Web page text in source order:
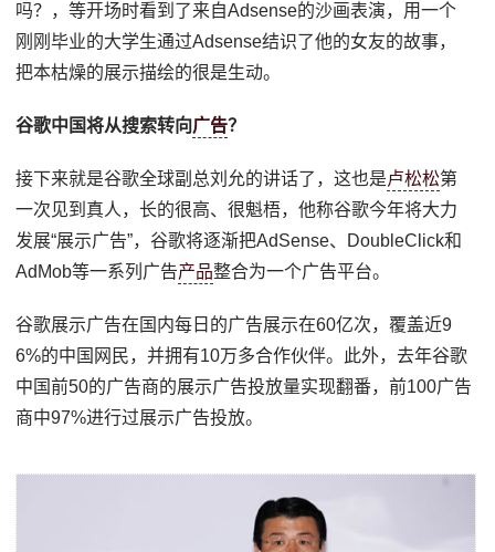
吗？，等开场时看到了来自Adsense的沙画表演，用一个
刚刚毕业的大学生通过Adsense结识了他的女友的故事，
把本枯燥的展示描绘的很是生动。
谷歌中国将从搜索转向广告？
接下来就是谷歌全球副总刘允的讲话了，这也是卢松松第
一次见到真人，长的很高、很魁梧，他称谷歌今年将大力
发展“展示广告”，谷歌将逐渐把AdSense、DoubleClick和
AdMob等一系列广告产品整合为一个广告平台。
谷歌展示广告在国内每日的广告展示在60亿次，覆盖近9
6%的中国网民，并拥有10万多合作伙伴。此外，去年谷歌
中国前50的广告商的展示广告投放量实现翻番，前100广告
商中97%进行过展示广告投放。